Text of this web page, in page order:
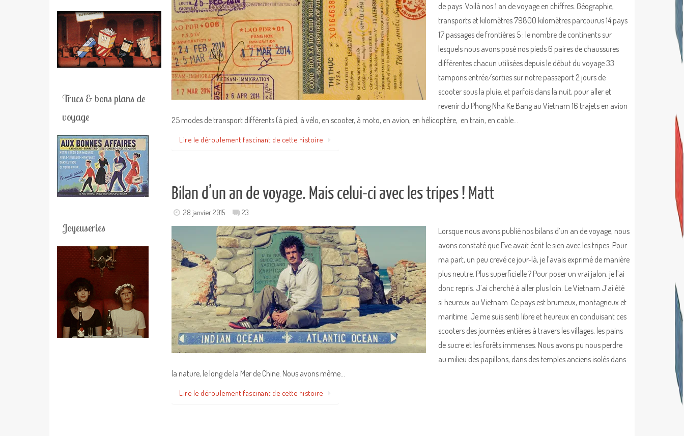
de pays. Voilà nos 1 an de voyage en chiffres. Géographie,
transports et kilomètres 79800 kilomètres parcourus 14 pays
17 passages de frontières 5 : le nombre de continents sur
lesquels nous avons posé nos pieds 6 paires de chaussures
différentes chacun utilisées depuis le début du voyage 33
tampons entrée/sorties sur notre passeport 2 jours de
scooter sous la pluie, et parfois dans la nuit, pour aller et
revenir du Phong Nha Ke Bang au Vietnam 16 trajets en avion
25 modes de transport différents (à pied, à vélo, en scooter, à moto, en avion, en hélicoptère, en train, en cable…
Lire le déroulement fascinant de cette histoire
Bilan d’un an de voyage. Mais celui-ci avec les tripes ! Matt
28 janvier 2015 23
Lorsque nous avons publié nos bilans d’un an de voyage, nous
avons constaté que Eve avait écrit le sien avec les tripes. Pour
ma part, un peu crevé ce jour-là, je l’avais exprimé de manière
plus neutre. Plus superficielle ? Pour poser un vrai jalon, je l’ai
donc repris. J’ai cherché à aller plus loin. Le Vietnam J’ai été
si heureux au Vietnam. Ce pays est brumeux, montagneux et
maritime. Je me suis senti libre et heureux en conduisant ces
scooters des journées entières à travers les villages, les pains
de sucre et les forêts immenses. Nous avons pu nous perdre
au milieu des papillons, dans des temples anciens isolés dans
la nature, le long de la Mer de Chine. Nous avons même…
Lire le déroulement fascinant de cette histoire
Trucs & bons plans de
voyage
Joyeuseries